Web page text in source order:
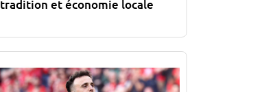
tradition et économie locale